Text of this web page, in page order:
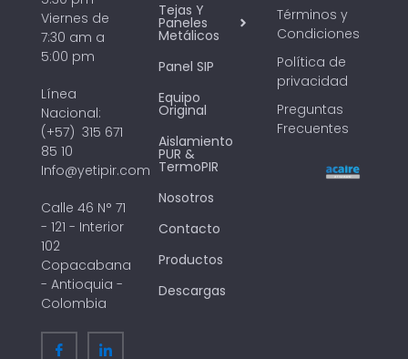
Viernes de
7:30 am a
5:00 pm
Línea
Nacional:
(+57) 315 671
85 10
Info@yetipir.com
Calle 46 N° 71
- 121 - Interior
102
Copacabana
- Antioquia -
Colombia
Tejas Y
Paneles
Metálicos
Panel SIP
Equipo
Original
Aislamiento
PUR &
TermoPIR
Nosotros
Contacto
Productos
Descargas
Términos y
Condiciones
Política de
privacidad
Preguntas
Frecuentes